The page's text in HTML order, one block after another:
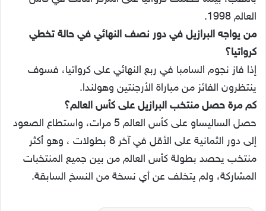
العالم 1998.
من يواجه البرازيل في دور نصف النهائي في حالة تخطي
كرواتيا؟
إذا فاز نجوم السامبا في ربع النهائي على كرواتيا، فسوف
ينتظرون الفائز من مباراة الأرجنتين وهولندا.
كم مرة حصل منتخب البرازيل على كأس العالم؟
حصل الساليساو على كأس العالم 5 مرات، واستطاع الصعود
إلى دور الثمانية على الأقل في آخر 8 بطولات ، وهو أكثر
منتخب يحصد بطولة كأس العالم من بين جميع المنتخبات
المشاركة، ولم يتخلف عن أي نسخة من النسخ السابقة.